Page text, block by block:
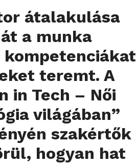
átalakulása
a munka
kompetenciákat
teremt. A
in Tech – Női
világában”
szakértők
hogyan hat